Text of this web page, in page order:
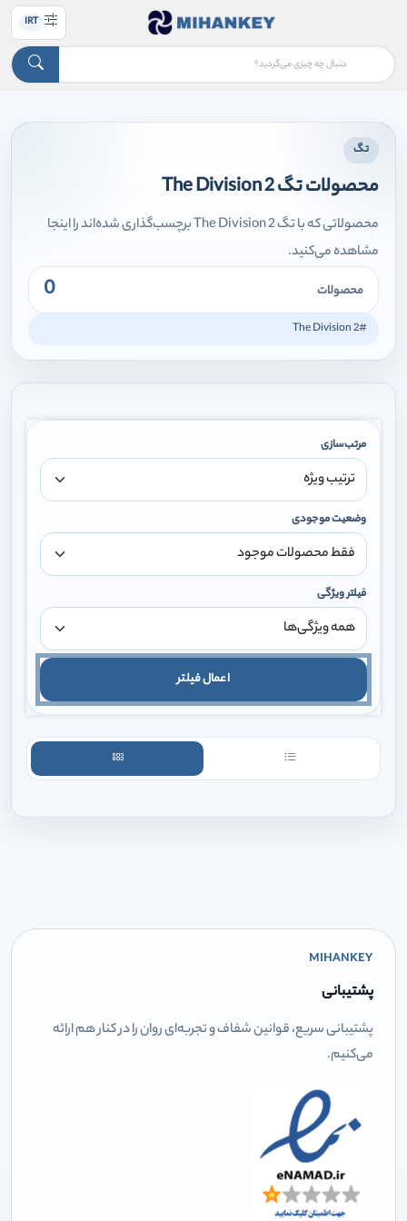
IRT
تگ
محصولات تگ The Division 2
محصولاتی که با تگ The Division 2 برچسب‌گذاری شده‌اند را اینجا
مشاهده می‌کنید.
محصولات 0
#The Division 2
مرتب‌سازی
وضعیت موجودی
فیلتر ویژگی
اعمال فیلتر
MIHANKEY
پشتیبانی
پشتیبانی سریع، قوانین شفاف و تجربه‌ای روان را در کنار هم ارائه
می‌کنیم.